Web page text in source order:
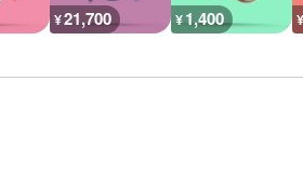
¥21,700 ¥1,400 ¥